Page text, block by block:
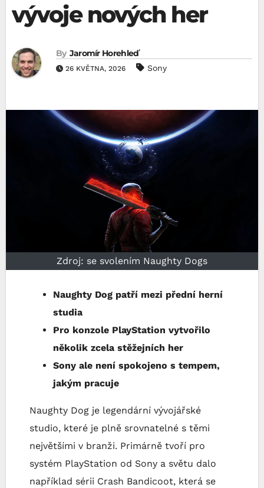
vývoje nových her
By Jaromír Horehleď
26 KVĚTNA, 2026 Sony
Zdroj: se svolením Naughty Dogs
Naughty Dog patří mezi přední herní
studia
Pro konzole PlayStation vytvořilo
několik zcela stěžejních her
Sony ale není spokojeno s tempem,
jakým pracuje
Naughty Dog je legendární vývojářské
studio, které je plně srovnatelné s těmi
největšími v branži. Primárně tvoří pro
systém PlayStation od Sony a světu dalo
například sérii Crash Bandicoot, která se